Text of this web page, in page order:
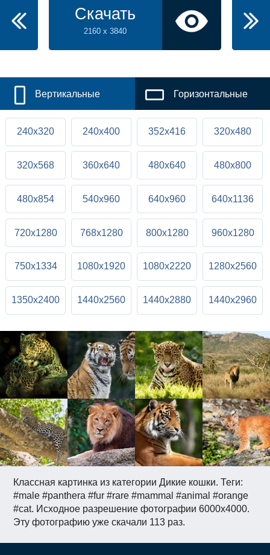
Классная картинка из категории Дикие кошки. Теги:
#male #panthera #fur #rare #mammal #animal #orange
#cat. Исходное разрешение фотографии 6000x4000.
Эту фотографию уже скачали 113 раз.
Скачать
2160 x 3840
Вертикальные Горизонтальные
240x320 240x400 352x416 320x480
320x568 360x640 480x640 480x800
480x854 540x960 640x960 640x1136
720x1280 768x1280 800x1280 960x1280
750x1334 1080x1920 1080x2220 1280x2560
1350x2400 1440x2560 1440x2880 1440x2960